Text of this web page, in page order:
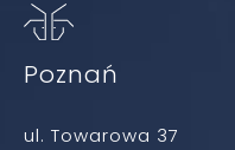
Poznań
ul. Towarowa 37